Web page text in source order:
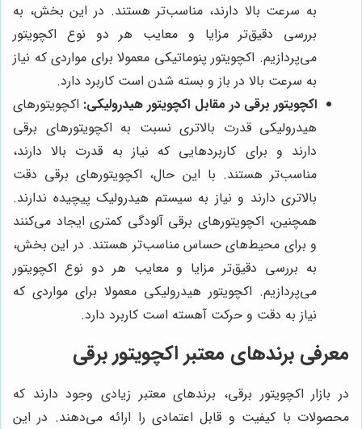
به سرعت بالا دارند، مناسب‌تر هستند. در این بخش، به
بررسی دقیق‌تر مزایا و معایب هر دو نوع اکچویتور
می‌پردازیم. اکچویتور پنوماتیکی معمولا برای مواردی که نیاز
به سرعت بالا در باز و بسته شدن است کاربرد دارد.
اکچویتور برقی در مقابل اکچویتور هیدرولیکی: اکچویتورهای
هیدرولیکی قدرت بالاتری نسبت به اکچویتورهای برقی
دارند و برای کاربردهایی که نیاز به قدرت بالا دارند،
مناسب‌تر هستند. با این حال، اکچویتورهای برقی دقت
بالاتری دارند و نیاز به سیستم هیدرولیک پیچیده ندارند.
همچنین، اکچویتورهای برقی آلودگی کمتری ایجاد می‌کنند
و برای محیط‌های حساس مناسب‌تر هستند. در این بخش،
به بررسی دقیق‌تر مزایا و معایب هر دو نوع اکچویتور
می‌پردازیم. اکچویتور هیدرولیکی معمولا برای مواردی که
نیاز به دقت و حرکت آهسته است کاربرد دارد.
معرفی برندهای معتبر اکچویتور برقی
در بازار اکچویتور برقی، برندهای معتبر زیادی وجود دارند که
محصولات با کیفیت و قابل اعتمادی را ارائه می‌دهند. در این